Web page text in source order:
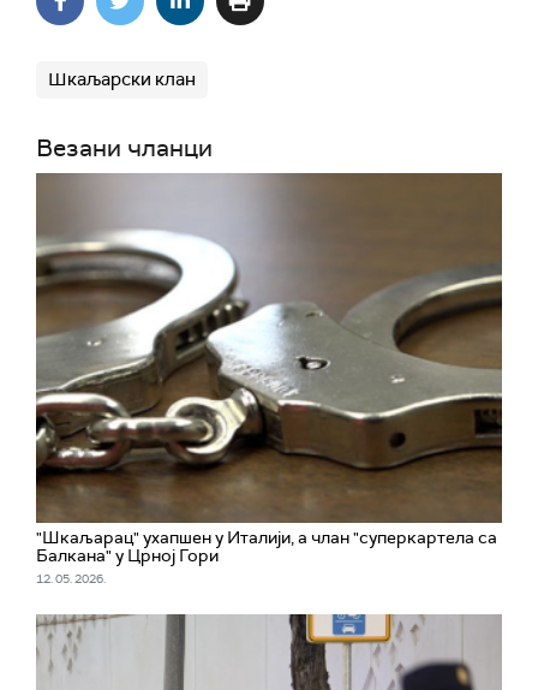
Шкаљарски клан
Везани чланци
"Шкаљарац" ухапшен у Италији, а члан "суперкартела са
Балкана" у Црној Гори
12. 05. 2026.